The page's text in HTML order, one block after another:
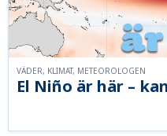
El Niño är här –
VÄDER, KLIMAT, METEOROLOGEN